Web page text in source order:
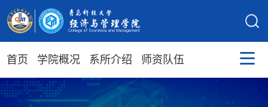
首页 学院概况 系所介绍 师资队伍